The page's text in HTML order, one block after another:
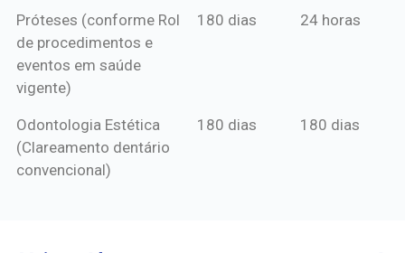
Próteses (conforme Rol
de procedimentos e
eventos em saúde
vigente)
180 dias 24 horas
Odontologia Estética
(Clareamento dentário
convencional)
180 dias 180 dias